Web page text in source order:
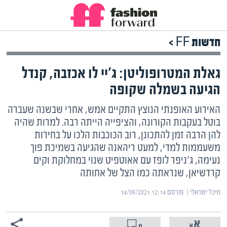
חדשות FF >
גאלת המטרופוליטן: ג'יי לו אכזבה, קנדל
הגיעה בשמלה שקופה
האירוע האופנתי הנוצץ התקיים אמש, אחרי שבשנה שעברה
בוטל בעקבות הקורונה, והציפייה הייתה רבה. למרות שהיה
להן הרבה זמן להתכונן, רוב הכוכבות הלכו על בחירות
משעממות למדי, למעט ריהאנה שהגיעה בשמיכת פוך
נעימה, ג'ניפר לופז עם אאוטפיט שנוי במחלוקת וקים
קרדשיאן, שנראתה כמו הצל של אחותה
מיכל ישראלי | ‏פורסם ‎14/09/2021 12:14